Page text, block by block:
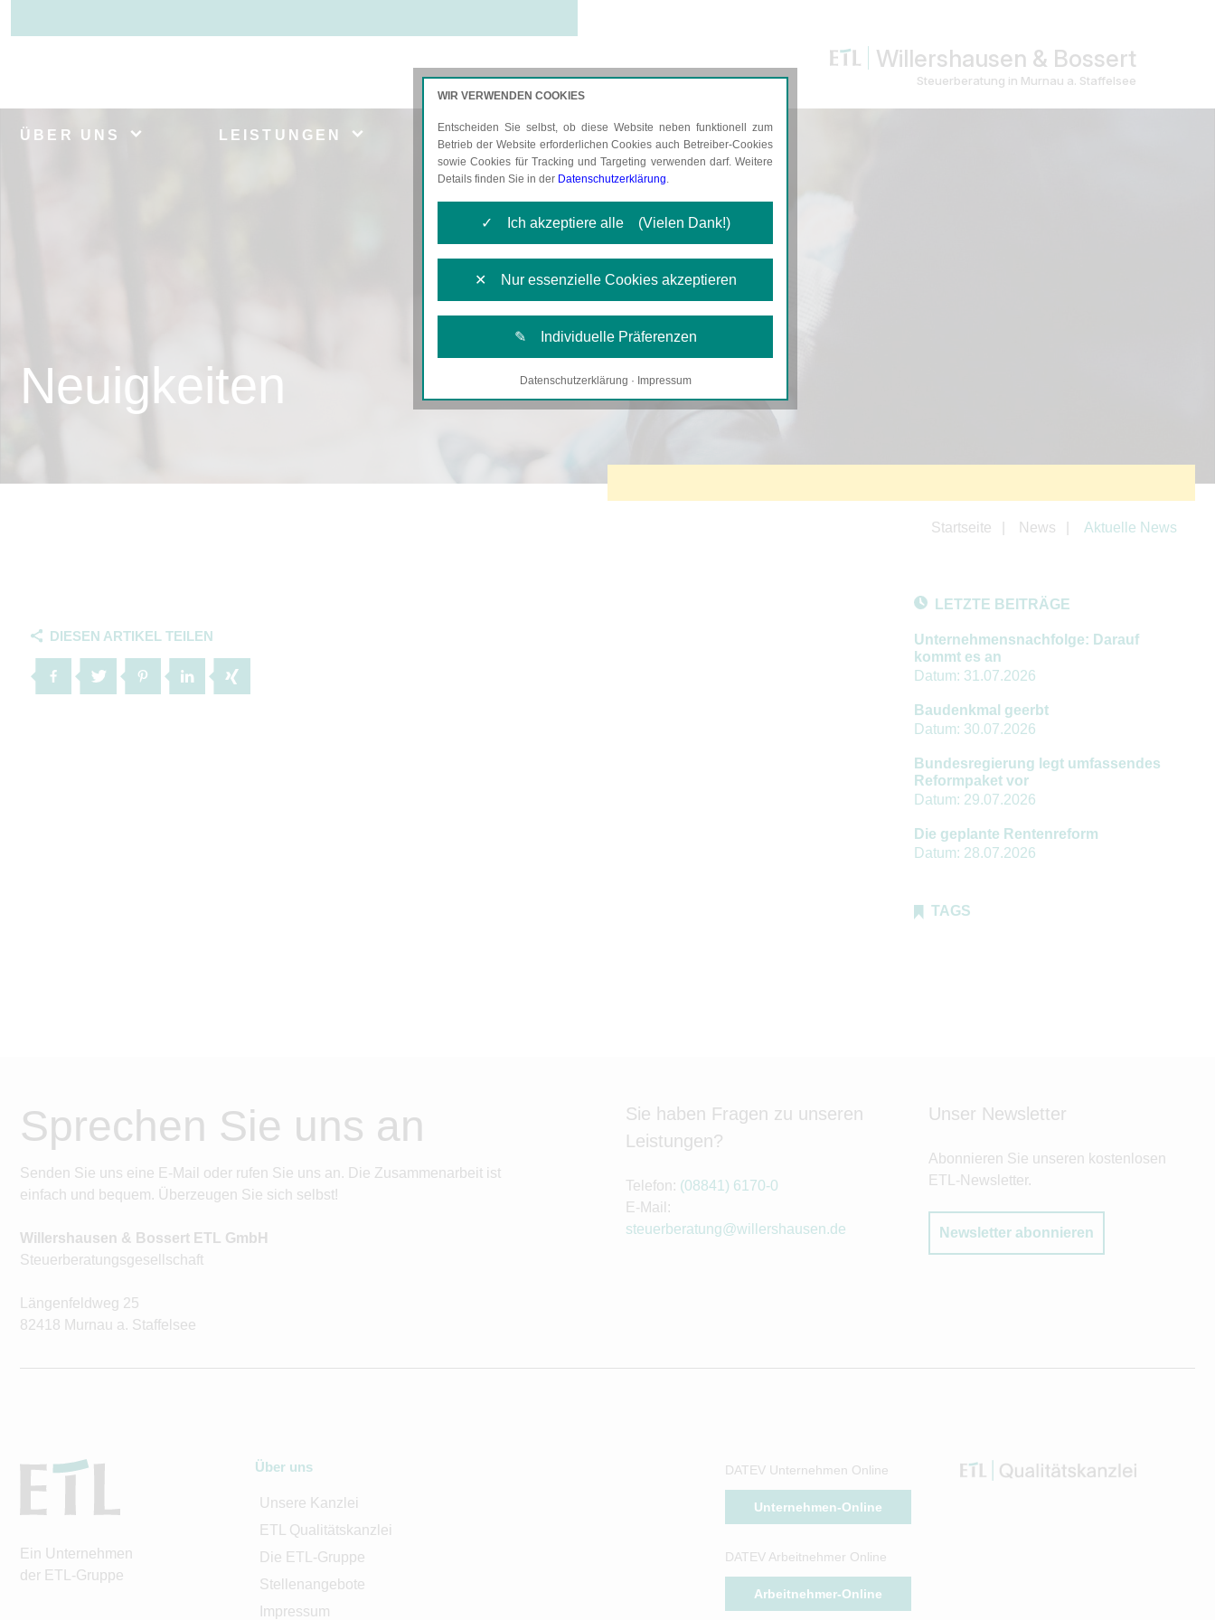
Willershausen & Bossert
Steuerberatung in Murnau a. Staffelsee
ÜBER UNS LEISTUNGEN AKTUELLES KARRIERE
Neuigkeiten
Startseite News Aktuelle News
DIESEN ARTIKEL TEILEN
LETZTE BEITRÄGE
Unternehmensnachfolge: Darauf
kommt es an
Datum: 31.07.2026
Baudenkmal geerbt
Datum: 30.07.2026
Bundesregierung legt umfassendes
Reformpaket vor
Datum: 29.07.2026
Die geplante Rentenreform
Datum: 28.07.2026
TAGS
Sprechen Sie uns an
Senden Sie uns eine E-Mail oder rufen Sie uns an. Die Zusammenarbeit ist
einfach und bequem. Überzeugen Sie sich selbst!
Willershausen & Bossert ETL GmbH
Steuerberatungsgesellschaft
Längenfeldweg 25
82418 Murnau a. Staffelsee
Sie haben Fragen zu unseren
Leistungen?
Telefon: (08841) 6170-0
E-Mail:
steuerberatung@willershausen.de
Unser Newsletter
Abonnieren Sie unseren kostenlosen
ETL-Newsletter.
Newsletter abonnieren
Ein Unternehmen
der ETL-Gruppe
Über uns
Unsere Kanzlei
ETL Qualitätskanzlei
Die ETL-Gruppe
Stellenangebote
Impressum
DATEV Unternehmen Online
Unternehmen-Online
DATEV Arbeitnehmer Online
Arbeitnehmer-Online
WIR VERWENDEN COOKIES
Entscheiden Sie selbst, ob diese Website neben funktionell zum
Betrieb der Website erforderlichen Cookies auch Betreiber-Cookies
sowie Cookies für Tracking und Targeting verwenden darf. Weitere
Details finden Sie in der Datenschutzerklärung.
✓ Ich akzeptiere alle (Vielen Dank!)
✕ Nur essenzielle Cookies akzeptieren
✎ Individuelle Präferenzen
Notwendige Cookies
Datenschutzerklärung · Impressum